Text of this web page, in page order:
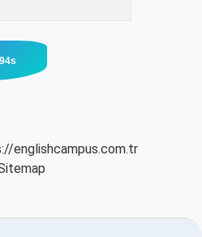
englishcampus.com.tr